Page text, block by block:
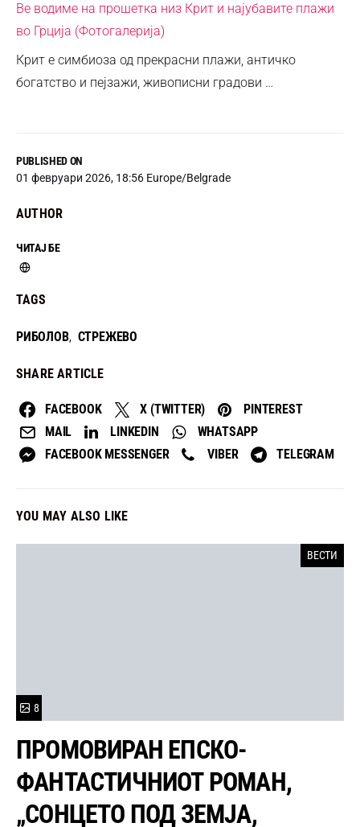
PUBLISHED ON
01 февруари 2026, 18:56 Europe/Belgrade
AUTHOR
ЧИТАЈ БЕ
TAGS
РИБОЛОВ, СТРЕЖЕВО
SHARE ARTICLE
FACEBOOK X (TWITTER)
PINTEREST
MAIL
LINKEDIN
WHATSAPP
FACEBOOK MESSENGER
VIBER TELEGRAM
Ве водиме на прошетка низ Крит и најубавите плажи
во Грција (Фотогалерија)
Крит е симбиоза од прекрасни плажи, античко
богатство и пејзажи, живописни градови …
YOU MAY ALSO LIKE
ВЕСТИ
8
ПРОМОВИРАН ЕПСКО-
ФАНТАСТИЧНИОТ РОМАН,
„СОНЦЕТО ПОД ЗЕМЈА,